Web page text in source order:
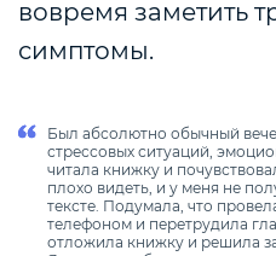
вовремя заметить
симптомы.
Был абсолютно обычный
стрессовых ситуаций,
читала книжку и
плохо видеть, и у меня не
тексте. Подумала, что
телефоном и перетрудила
отложила книжку и решила